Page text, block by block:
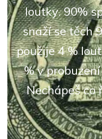
loutky. 90%
snaží se těch
použije 4 %
% v
Nechápeš co